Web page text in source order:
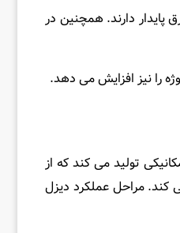
پایدار دارند. همچنین در
را نیز افزایش می ‌دهد.
تولید می ‌کند که از
کند. مراحل عملکرد دیزل